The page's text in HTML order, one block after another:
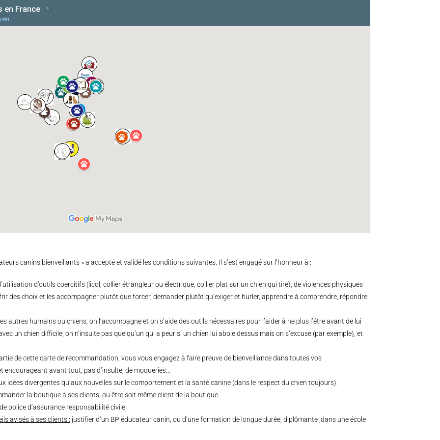
canins bienveillants » a accepté et validé les conditions suivantes. Il s’est engagé sur l’honneur à :
d’outils coercitifs (licol, collier étrangleur ou électrique, collier plat sur un chien qui tire), de violences physiques
des choix et les accompagner plutôt que forcer, demander plutôt qu’exiger et hurler, apprendre à comprendre, répondre
autres humains ou chiens, on l’accompagne et on s’aide des outils nécessaires pour l’aider à ne plus l’être avant de lui
un chien difficile, on n’insulte pas quelqu’un qui a peur si un chien lui aboie dessus mais on s’excuse (par exemple), et
de cette carte de recommandation, vous vous engagez à faire preuve de bienveillance dans toutes vos
avant tout, pas d’insulte, de moqueries…
idées divergentes qu’aux nouvelles sur le comportement et la santé canine (dans le respect du chien toujours).
la boutique à ses clients, ou être soit même client de la boutique.
police d’assurance responsabilité civile.
avisés à ses clients : justifier d’un BP éducateur canin, ou d’une formation de longue durée, diplômante ,dans une école